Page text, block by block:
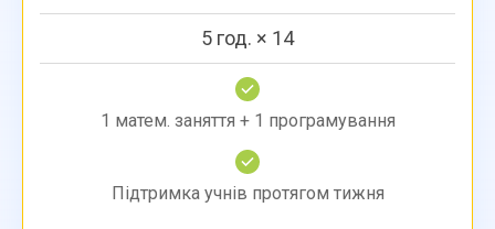
5 год. × 14
1 матем. заняття + 1 програмування
Підтримка учнів протягом тижня